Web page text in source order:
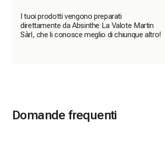
I tuoi prodotti vengono preparati
direttamente da Absinthe La Valote Martin
Sàrl, che li conosce meglio di chiunque altro!
Domande frequenti